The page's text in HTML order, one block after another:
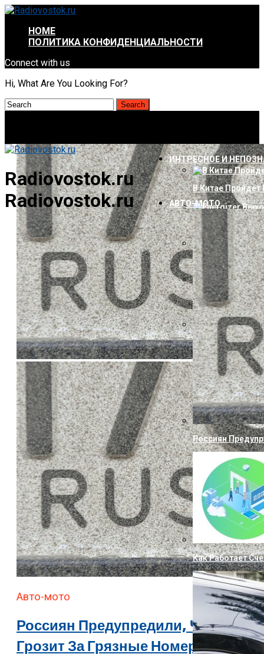
HOME
ПОЛИТИКА КОНФИДЕНЦИАЛЬНОСТИ
Connect with us
Hi, What Are You Looking For?
Radiovostok.ru
Radiovostok.ru
ИНТРЕСНОЕ И
В Китае
Energizer
AMD Отложила
Указ Трампа
Canon
Собственных
АВТО-МОТО
Россиян
Как Работает
Авто-мото
Россиян Предупредили, Что
Грозит За Грязные Номера